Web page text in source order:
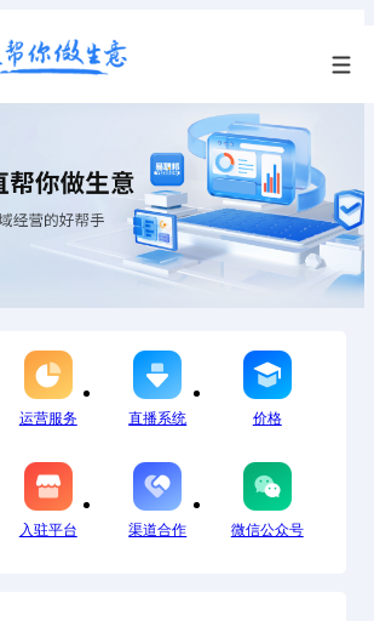
运营服务 直播系统 价格
入驻平台 渠道合作 微信公众号